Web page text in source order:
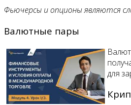
Фьючерсы и опционы являются
Валютные пары
для